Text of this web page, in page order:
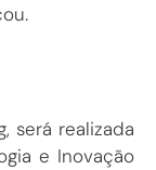
será realizada
e Inovação